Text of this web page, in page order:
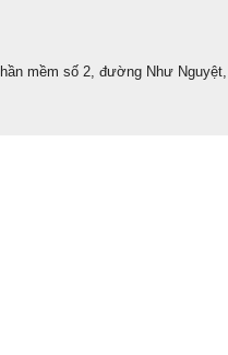
mềm số 2, đường Như